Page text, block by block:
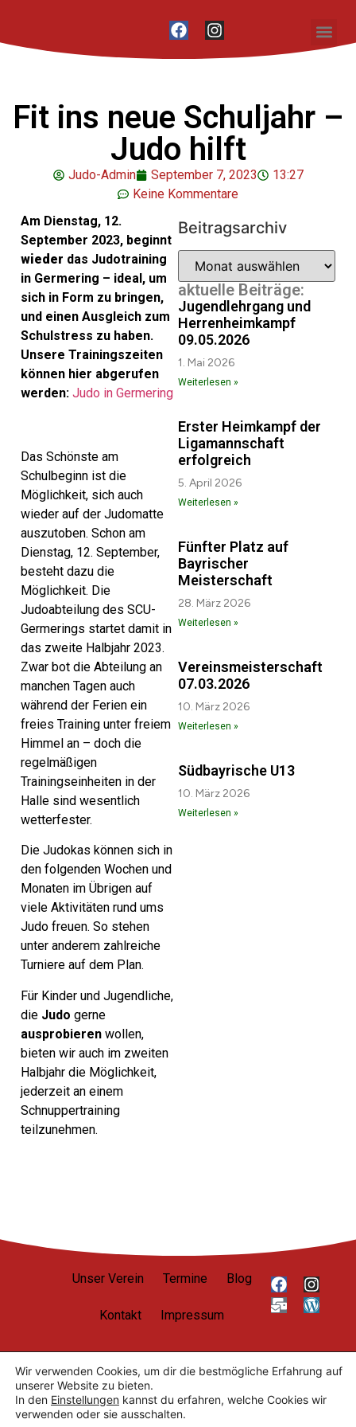
Fit ins neue Schuljahr –
Judo hilft
Judo-Admin September 7, 2023
13:27
Keine Kommentare
Am Dienstag, 12.
September 2023, beginnt
wieder das Judotraining
in Germering – ideal, um
sich in Form zu bringen,
und einen Ausgleich zum
Schulstress zu haben.
Unsere Trainingszeiten
können hier abgerufen
werden: Judo in Germering
Das Schönste am
Schulbeginn ist die
Möglichkeit, sich auch
wieder auf der Judomatte
auszutoben. Schon am
Dienstag, 12. September,
besteht dazu die
Möglichkeit. Die
Judoabteilung des SCU-
Germerings startet damit in
das zweite Halbjahr 2023.
Zwar bot die Abteilung an
manchen Tagen auch
während der Ferien ein
freies Training unter freiem
Himmel an – doch die
regelmäßigen
Trainingseinheiten in der
Halle sind wesentlich
wetterfester.
Die Judokas können sich in
den folgenden Wochen und
Monaten im Übrigen auf
viele Aktivitäten rund ums
Judo freuen. So stehen
unter anderem zahlreiche
Turniere auf dem Plan.
Für Kinder und Jugendliche,
die Judo gerne
ausprobieren wollen,
bieten wir auch im zweiten
Halbjahr die Möglichkeit,
jederzeit an einem
Schnuppertraining
teilzunehmen.
Beitragsarchiv
aktuelle Beiträge:
Jugendlehrgang und
Herrenheimkampf
09.05.2026
1. Mai 2026
Weiterlesen »
Erster Heimkampf der
Ligamannschaft
erfolgreich
5. April 2026
Weiterlesen »
Fünfter Platz auf
Bayrischer
Meisterschaft
28. März 2026
Weiterlesen »
Vereinsmeisterschaft
07.03.2026
10. März 2026
Weiterlesen »
Südbayrische U13
10. März 2026
Weiterlesen »
Unser Verein Termine Blog
Kontakt Impressum
Datenschutzerklärung
Nutzungsbedingungen
Cookie-Einstellungen
Wir verwenden Cookies, um dir die bestmögliche Erfahrung auf
unserer Website zu bieten.
In den Einstellungen kannst du erfahren, welche Cookies wir
verwenden oder sie ausschalten.